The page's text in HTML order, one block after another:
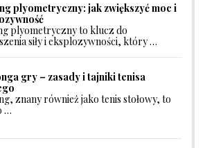
plyometryczny: jak zwiększyć moc i
plyometryczny to klucz do
siły i eksplozywności, który …
gry – zasady i tajniki tenisa
znany również jako tenis stołowy, to
…